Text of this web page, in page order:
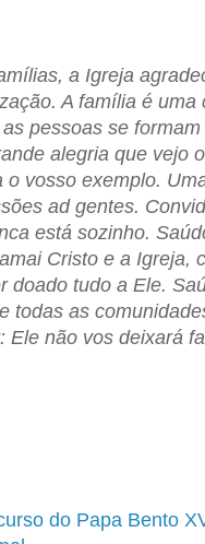
a Igreja
A família é
pessoas se
alegria que vejo
o vosso exemplo.
ad gentes.
está sozinho.
Cristo e a Igreja,
doado tudo a Ele.
todas as
Ele não vos deixará
do Papa Bento